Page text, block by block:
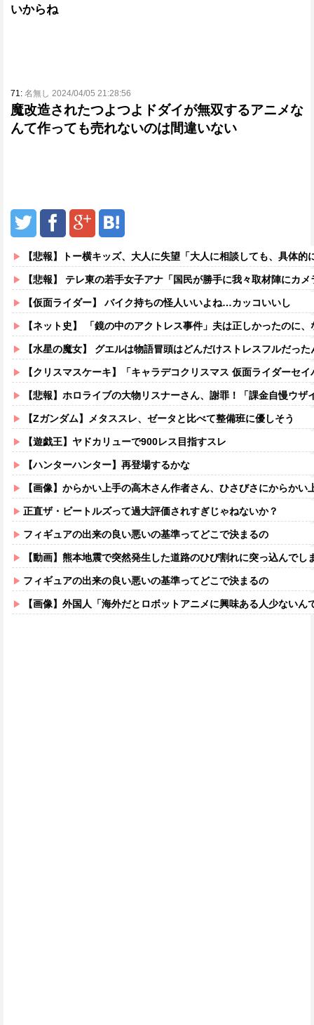
いからね
71: 名無し 2024/04/05 21:28:56
魔改造されたつよつよドダイが無双するアニメな
んて作っても売れないのは間違いない
【悲報】トー横キッズ、大人に失望「大人に相談しても、具体的に何もしてくれない。結果
【悲報】 テレ東の若手女子アナ「国民が勝手に我々取材陣にカメラを向けるな！」
【仮面ライダー】 バイク持ちの怪人いいよね…カッコいいし
【ネット史】 「鏡の中のアクトレス事件」夫は正しかったのに、な
【水星の魔女】 グエルは物語冒頭はどんだけストレスフルだっ
【クリスマスケーキ】「キャラデコクリスマス 仮面ライダーセイバー」13時プレバン受注開始、「コレクタブルワンダーライドブックシリー
【悲報】ホロライブの大物リスナーさん、謝罪！「課金自慢ウザイ」と愚
【Zガンダム】メタススレ、ゼータと比べて整備班に優しそう
【遊戯王】ヤドカリューで900レス目指すスレ
【ハンターハンター】再登場するかな
【画像】からかい上手の高木さん作者さん、ひさびさにからかい上手の高木
正直ザ・ビートルズって過大評価されすぎじゃねないか？
フィギュアの出来の良い悪いの基準ってどこで決まるの
【動画】熊本地震で突然発生した道路のひび割れに突っ込んでし
フィギュアの出来の良い悪いの基準ってどこで決まるの
【画像】外国人「海外だとロボットアニメに興味ある人少ないん